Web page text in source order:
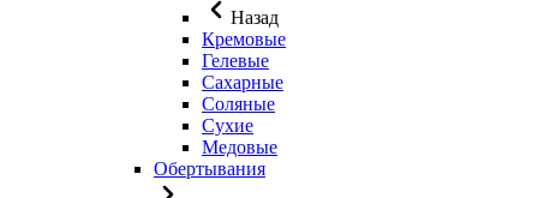
Назад
Кремовые
Гелевые
Сахарные
Соляные
Сухие
Медовые
Обертывания